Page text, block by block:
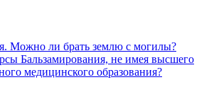
Можно ли брать землю с могилы?
Бальзамирования, не имея высшего
медицинского образования?